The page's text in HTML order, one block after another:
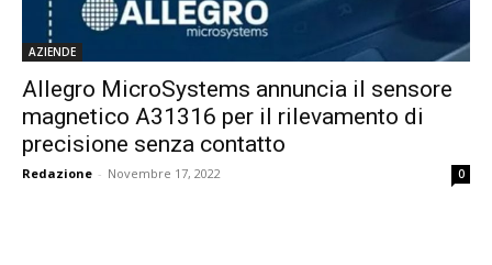
AZIENDE
Allegro MicroSystems annuncia il sensore
magnetico A31316 per il rilevamento di
precisione senza contatto
Redazione - Novembre 17, 2022 0